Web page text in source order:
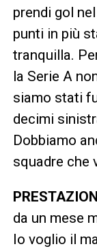
prendi gol
punti in più
tranquilla.
la Serie A
siamo stati
decimi
Dobbiamo
squadre che
da un mese
Io voglio il